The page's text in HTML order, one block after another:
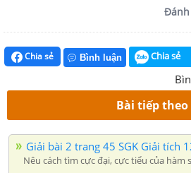
Chia sẻ Bình luận Chia sẻ
Bài tiếp theo
Giải bài 2 trang 45 SGK Giải tích
Nêu cách tìm cực đại, cực tiểu của hàm